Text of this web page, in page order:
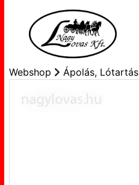
Webshop Ápolás, Lótartás